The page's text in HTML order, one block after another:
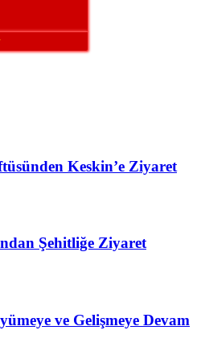
Keskin’e Ziyaret
Şehitliğe Ziyaret
ve Gelişmeye Devam